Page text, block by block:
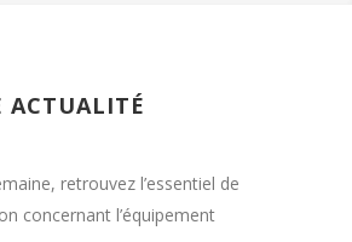
ACTUALITÉ
retrouvez l’essentiel de
concernant l’équipement